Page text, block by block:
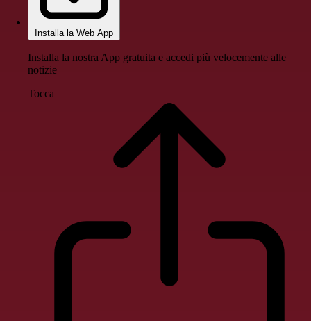
Installa la Web App
Installa la nostra App gratuita e accedi più velocemente alle
notizie
Tocca